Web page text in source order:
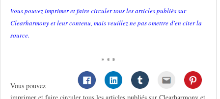
Vous pouvez imprimer et faire circuler tous les articles publiés sur
Clearharmony et leur contenu, mais veuillez ne pas omettre d'en citer la
source.
* * *
Vous pouvez